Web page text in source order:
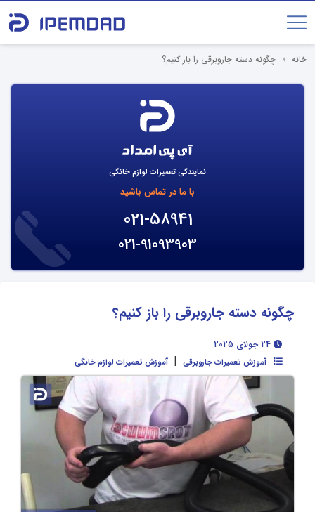
خانه چگونه دسته جاروبرقی را باز کنیم؟
نمایندگی تعمیرات لوازم خانگی
با ما در تماس باشید
021-58941
021-91093903
چگونه دسته جاروبرقی را باز کنیم؟
آموزش تعمیرات جاروبرقی | آموزش تعمیرات لوازم خانگی